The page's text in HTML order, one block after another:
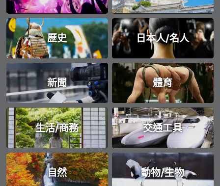
歷史 日本人/名人
新聞 體育
生活/商務 交通工具
自然 動物/生物